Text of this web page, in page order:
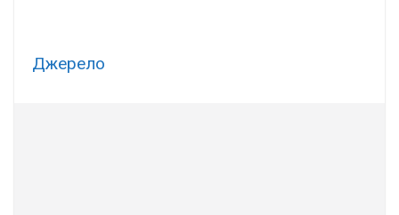
Джерело